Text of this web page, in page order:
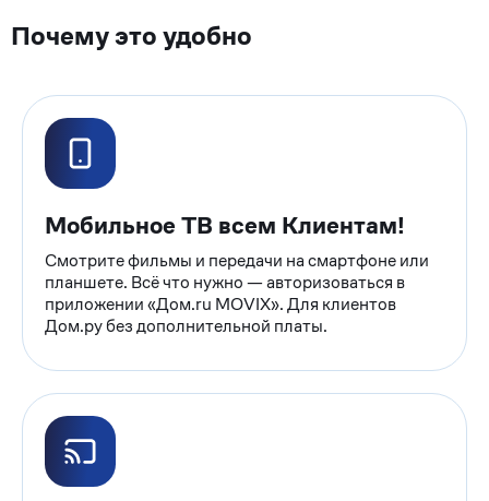
Почему это удобно
Мобильное ТВ всем Клиентам!
Смотрите фильмы и передачи на смартфоне или
планшете. Всё что нужно — авторизоваться в
приложении «Дом.ru MOVIX». Для клиентов
Дом.ру без дополнительной платы.